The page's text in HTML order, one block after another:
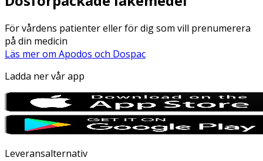
För vårdens patienter eller för dig som vill prenumerera
på din medicin
Läs mer om Apodos och Dospac
Ladda ner vår app
Leveransalternativ